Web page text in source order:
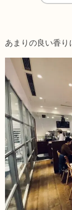
あまりの良い香り